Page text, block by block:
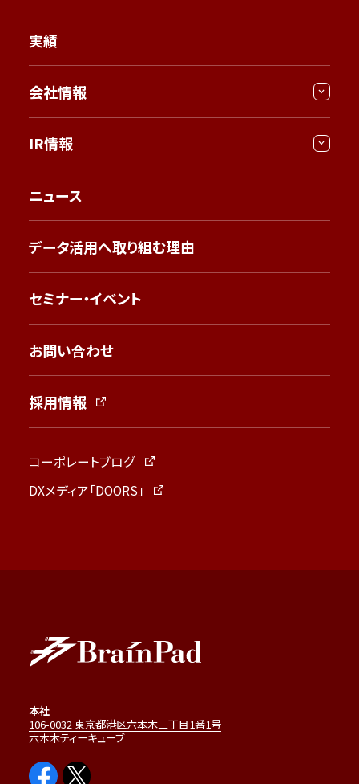
実績
会社情報
IR情報
ニュース
データ活用へ取り組む理由
セミナー・イベント
お問い合わせ
採用情報
コーポレートブログ
DXメディア「DOORS」
本社
106-0032 東京都港区六本木三丁目1番1号
六本木ティーキューブ